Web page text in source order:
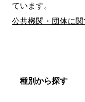
ています。
公共機関・団体に
種別から探す